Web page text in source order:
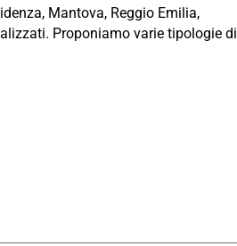
Mantova, Reggio Emilia,
Proponiamo varie tipologie di